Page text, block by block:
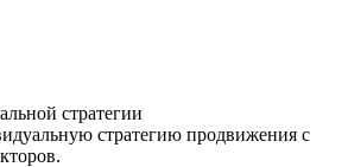
стратегии
стратегию продвижения с